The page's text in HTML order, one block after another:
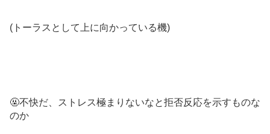
(トーラスとして上に向かっている機)
🤬不快だ、ストレス極まりないなと拒否反応を示すものな
のか